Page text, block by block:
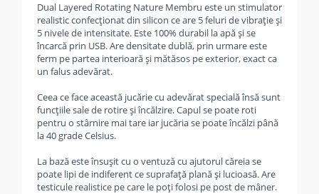
Dual Layered Rotating Nature Membru este un stimulator
realistic confecționat din silicon ce are 5 feluri de vibrație și
5 nivele de intensitate. Este 100% durabil la apă și se
încarcă prin USB. Are densitate dublă, prin urmare este
ferm pe partea interioară și mătăsos pe exterior, exact ca
un falus adevărat.
Ceea ce face această jucărie cu adevărat specială însă sunt
funcțiile sale de rotire și încălzire. Capul se poate roti
pentru o stârnire mai tare iar jucăria se poate încălzi până
la 40 grade Celsius.
La bază este însușit cu o ventuză cu ajutorul căreia se
poate lipi de indiferent ce suprafață plană și lucioasă. Are
testicule realistice pe care le poți folosi pe post de mâner.